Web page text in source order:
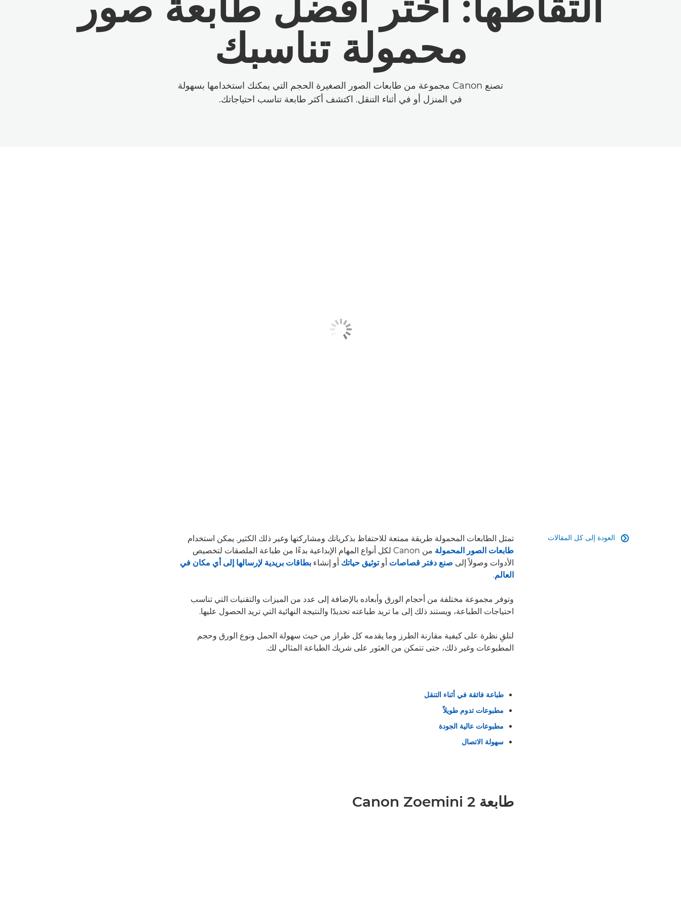
محمولة تناسبك
تصنع Canon مجموعة من طابعات الصور الصغيرة الحجم التي يمكنك استخدامها بسهولة
في المنزل أو في أثناء التنقل. اكتشف أكثر طابعة تناسب احتياجاتك.
العودة إلى كل المقالات 
تمثل الطابعات المحمولة طريقة ممتعة للاحتفاظ بذكرياتك ومشاركتها وغير ذلك الكثير. يمكن استخدام
طابعات الصور المحمولة
من Canon لكل أنواع المهام الإبداعية بدءًا من طباعة الملصقات لتخصيص
الأدوات وصولاً إلى صنع دفتر قصاصات أوتوثيق حياتك أو إنشاء بطاقات بريدية لإرسالها إلى أي مكان في
العالم.
وتوفر مجموعة مختلفة من أحجام الورق وأبعاده بالإضافة إلى عدد من الميزات والتقنيات التي تناسب
احتياجات الطباعة، ويستند ذلك إلى ما تريد طباعته تحديدًا والنتيجة النهائية التي تريد الحصول عليها.
لنلقِ نظرة على كيفية مقارنة الطرز وما يقدمه كل طراز من حيث سهولة الحمل ونوع الورق وحجم
المطبوعات وغير ذلك، حتى تتمكن من العثور على شريك الطباعة المثالي لك.
طباعة فائقة في أثناء التنقل
مطبوعات تدوم طويلاً
مطبوعات عالية الجودة
سهولة الاتصال
طابعة Canon Zoemini 2